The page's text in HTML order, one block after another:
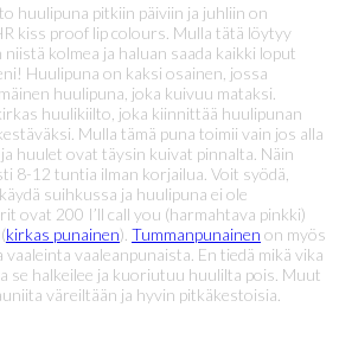
huulipuna pitkiin päiviin ja juhliin on
kiss proof lip colours. Mulla tätä löytyy
kolmea ja haluan saada kaikki loput
Huulipuna on kaksi osainen, jossa
huulipuna, joka kuivuu mataksi.
huulikiilto, joka kiinnittää huulipunan
Mulla tämä puna toimii vain jos alla
huulet ovat täysin kuivat pinnalta. Näin
8-12 tuntia ilman korjailua. Voit syödä,
suihkussa ja huulipuna ei ole
ovat 200 I’ll call you (harmahtava pinkki)
kirkas punainen). Tummanpunainen on myös
vaaleanpunaista. En tiedä mikä vika
se halkeilee ja kuoriutuu huulilta pois. Muut
väreiltään ja hyvin pitkäkestoisia.